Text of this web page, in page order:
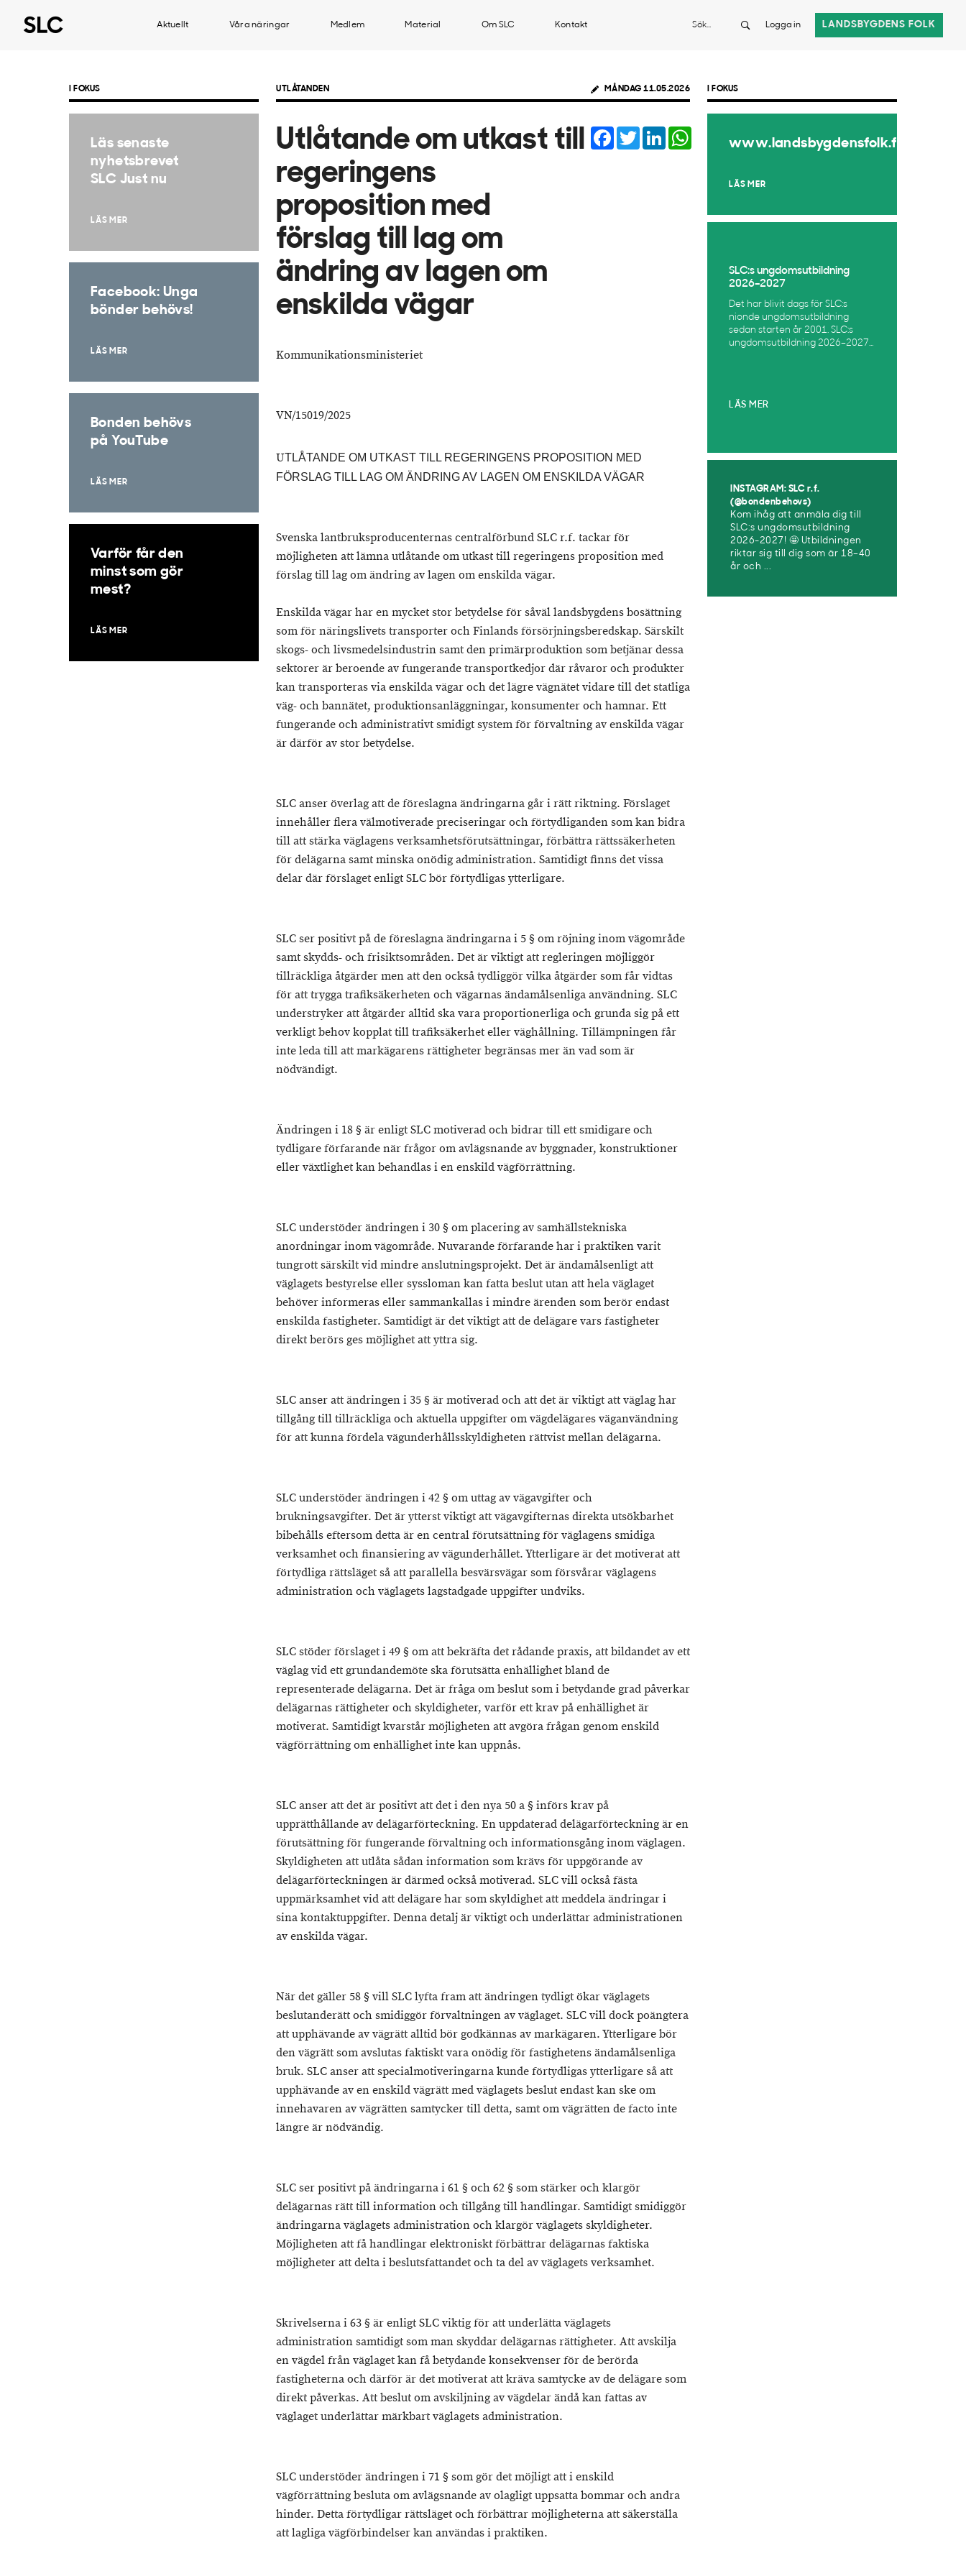
Aktuellt Våra näringar Medlem Material Om SLC Kontakt Sök Logga in LANDSBYGDENS FOLK
UTLÅTANDEN MÅNDAG 11.05.2026
Utlåtande om utkast till
regeringens
proposition med
förslag till lag om
ändring av lagen om
enskilda vägar
Facebook
TwitterLinkedIn
Kommunikationsministeriet
VN/15019/2025
UTLÅTANDE OM UTKAST TILL REGERINGENS PROPOSITION MED
FÖRSLAG TILL LAG OM ÄNDRING AV LAGEN OM ENSKILDA VÄGAR
Svenska lantbruksproducenternas centralförbund SLC r.f. tackar för
möjligheten att lämna utlåtande om utkast till regeringens proposition med
förslag till lag om ändring av lagen om enskilda vägar.
Enskilda vägar har en mycket stor betydelse för såväl landsbygdens bosättning
som för näringslivets transporter och Finlands försörjningsberedskap. Särskilt
skogs- och livsmedelsindustrin samt den primärproduktion som betjänar dessa
sektorer är beroende av fungerande transportkedjor där råvaror och produkter
kan transporteras via enskilda vägar och det lägre vägnätet vidare till det statliga
väg- och bannätet, produktionsanläggningar, konsumenter och hamnar. Ett
fungerande och administrativt smidigt system för förvaltning av enskilda vägar
är därför av stor betydelse.
SLC anser överlag att de föreslagna ändringarna går i rätt riktning. Förslaget
innehåller flera välmotiverade preciseringar och förtydliganden som kan bidra
till att stärka väglagens verksamhetsförutsättningar, förbättra rättssäkerheten
för delägarna samt minska onödig administration. Samtidigt finns det vissa
delar där förslaget enligt SLC bör förtydligas ytterligare.
SLC ser positivt på de föreslagna ändringarna i 5 § om röjning inom vägområde
samt skydds- och frisiktsområden. Det är viktigt att regleringen möjliggör
tillräckliga åtgärder men att den också tydliggör vilka åtgärder som får vidtas
för att trygga trafiksäkerheten och vägarnas ändamålsenliga användning. SLC
understryker att åtgärder alltid ska vara proportionerliga och grunda sig på ett
verkligt behov kopplat till trafiksäkerhet eller väghållning. Tillämpningen får
inte leda till att markägarens rättigheter begränsas mer än vad som är
nödvändigt.
Ändringen i 18 § är enligt SLC motiverad och bidrar till ett smidigare och
tydligare förfarande när frågor om avlägsnande av byggnader, konstruktioner
eller växtlighet kan behandlas i en enskild vägförrättning.
SLC understöder ändringen i 30 § om placering av samhällstekniska
anordningar inom vägområde. Nuvarande förfarande har i praktiken varit
tungrott särskilt vid mindre anslutningsprojekt. Det är ändamålsenligt att
väglagets bestyrelse eller syssloman kan fatta beslut utan att hela väglaget
behöver informeras eller sammankallas i mindre ärenden som berör endast
enskilda fastigheter. Samtidigt är det viktigt att de delägare vars fastigheter
direkt berörs ges möjlighet att yttra sig.
SLC anser att ändringen i 35 § är motiverad och att det är viktigt att väglag har
tillgång till tillräckliga och aktuella uppgifter om vägdelägares väganvändning
för att kunna fördela vägunderhållsskyldigheten rättvist mellan delägarna.
SLC understöder ändringen i 42 § om uttag av vägavgifter och
brukningsavgifter. Det är ytterst viktigt att vägavgifternas direkta utsökbarhet
bibehålls eftersom detta är en central förutsättning för väglagens smidiga
verksamhet och finansiering av vägunderhållet. Ytterligare är det motiverat att
förtydliga rättsläget så att parallella besvärsvägar som försvårar väglagens
administration och väglagets lagstadgade uppgifter undviks.
SLC stöder förslaget i 49 § om att bekräfta det rådande praxis, att bildandet av ett
väglag vid ett grundandemöte ska förutsätta enhällighet bland de
representerade delägarna. Det är fråga om beslut som i betydande grad påverkar
delägarnas rättigheter och skyldigheter, varför ett krav på enhällighet är
motiverat. Samtidigt kvarstår möjligheten att avgöra frågan genom enskild
vägförrättning om enhällighet inte kan uppnås.
SLC anser att det är positivt att det i den nya 50 a § införs krav på
upprätthållande av delägarförteckning. En uppdaterad delägarförteckning är en
förutsättning för fungerande förvaltning och informationsgång inom väglagen.
Skyldigheten att utlåta sådan information som krävs för uppgörande av
delägarförteckningen är därmed också motiverad. SLC vill också fästa
uppmärksamhet vid att delägare har som skyldighet att meddela ändringar i
sina kontaktuppgifter. Denna detalj är viktigt och underlättar administrationen
av enskilda vägar.
När det gäller 58 § vill SLC lyfta fram att ändringen tydligt ökar väglagets
beslutanderätt och smidiggör förvaltningen av väglaget. SLC vill dock poängtera
att upphävande av vägrätt alltid bör godkännas av markägaren. Ytterligare bör
den vägrätt som avslutas faktiskt vara onödig för fastighetens ändamålsenliga
bruk. SLC anser att specialmotiveringarna kunde förtydligas ytterligare så att
upphävande av en enskild vägrätt med väglagets beslut endast kan ske om
innehavaren av vägrätten samtycker till detta, samt om vägrätten de facto inte
längre är nödvändig.
SLC ser positivt på ändringarna i 61 § och 62 § som stärker och klargör
delägarnas rätt till information och tillgång till handlingar. Samtidigt smidiggör
ändringarna väglagets administration och klargör väglagets skyldigheter.
Möjligheten att få handlingar elektroniskt förbättrar delägarnas faktiska
möjligheter att delta i beslutsfattandet och ta del av väglagets verksamhet.
Skrivelserna i 63 § är enligt SLC viktig för att underlätta väglagets
administration samtidigt som man skyddar delägarnas rättigheter. Att avskilja
en vägdel från väglaget kan få betydande konsekvenser för de berörda
fastigheterna och därför är det motiverat att kräva samtycke av de delägare som
direkt påverkas. Att beslut om avskiljning av vägdelar ändå kan fattas av
väglaget underlättar märkbart väglagets administration.
SLC understöder ändringen i 71 § som gör det möjligt att i enskild
vägförrättning besluta om avlägsnande av olagligt uppsatta bommar och andra
hinder. Detta förtydligar rättsläget och förbättrar möjligheterna att säkerställa
att lagliga vägförbindelser kan användas i praktiken.
I FOKUS
Läs senaste
nyhetsbrevet
SLC Just nu
LÄS MER
Facebook: Unga
bönder behövs!
LÄS MER
Bonden behövs
på YouTube
LÄS MER
Varför får den
minst som gör
mest?
LÄS MER
I FOKUS
www.landsbygdensfolk.fi
LÄS MER
SLC:s ungdomsutbildning
2026–2027
Det har blivit dags för SLC:s
nionde ungdomsutbildning
sedan starten år 2001. SLC:s
ungdomsutbildning 2026–2027...
LÄS MER
INSTAGRAM: SLC r.f.
(@bondenbehovs)
Kom ihåg att anmäla dig till
SLC:s ungdomsutbildning
2026-2027! 🤩 Utbildningen
riktar sig till dig som är 18–40
år och ...